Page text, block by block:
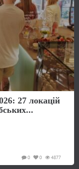
27 локацій
4877
0
0